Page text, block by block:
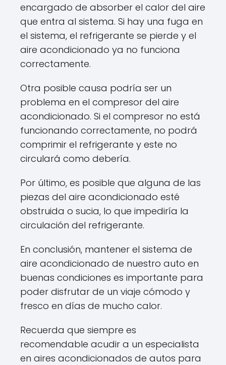
encargado de absorber el calor del aire
que entra al sistema. Si hay una fuga en
el sistema, el refrigerante se pierde y el
aire acondicionado ya no funciona
correctamente.
Otra posible causa podría ser un
problema en el compresor del aire
acondicionado. Si el compresor no está
funcionando correctamente, no podrá
comprimir el refrigerante y este no
circulará como debería.
Por último, es posible que alguna de las
piezas del aire acondicionado esté
obstruida o sucia, lo que impediría la
circulación del refrigerante.
En conclusión, mantener el sistema de
aire acondicionado de nuestro auto en
buenas condiciones es importante para
poder disfrutar de un viaje cómodo y
fresco en días de mucho calor.
Recuerda que siempre es
recomendable acudir a un especialista
en aires acondicionados de autos para